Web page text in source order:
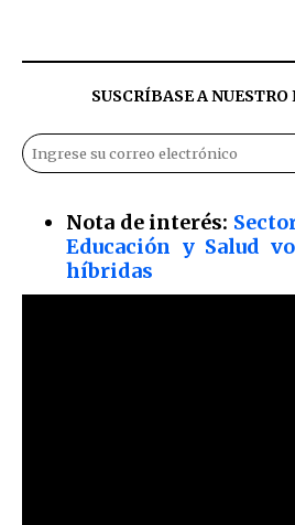
SUSCRÍBASE A
Nota de interés:
Educación y Salud
híbridas